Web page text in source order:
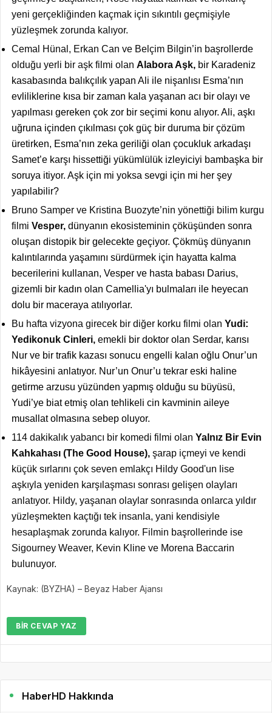
yeni gerçekliğinden kaçmak için sıkıntılı geçmişiyle
yüzleşmek zorunda kalıyor.
Cemal Hünal, Erkan Can ve Belçim Bilgin’in başrollerde
olduğu yerli bir aşk filmi olan Alabora Aşk, bir Karadeniz
kasabasında balıkçılık yapan Ali ile nişanlısı Esma’nın
evliliklerine kısa bir zaman kala yaşanan acı bir olayı ve
yapılması gereken çok zor bir seçimi konu alıyor. Ali, aşkı
uğruna içinden çıkılması çok güç bir duruma bir çözüm
üretirken, Esma’nın zeka geriliği olan çocukluk arkadaşı
Samet’e karşı hissettiği yükümlülük izleyiciyi bambaşka bir
soruya itiyor. Aşk için mi yoksa sevgi için mi her şey
yapılabilir?
Bruno Samper ve Kristina Buozyte’nin yönettiği bilim kurgu
filmi Vesper, dünyanın ekosisteminin çöküşünden sonra
oluşan distopik bir gelecekte geçiyor. Çökmüş dünyanın
kalıntılarında yaşamını sürdürmek için hayatta kalma
becerilerini kullanan, Vesper ve hasta babası Darius,
gizemli bir kadın olan Camellia'yı bulmaları ile heyecan
dolu bir maceraya atılıyorlar.
Bu hafta vizyona girecek bir diğer korku filmi olan Yudi:
Yedikonuk Cinleri, emekli bir doktor olan Serdar, karısı
Nur ve bir trafik kazası sonucu engelli kalan oğlu Onur’un
hikâyesini anlatıyor. Nur’un Onur’u tekrar eski haline
getirme arzusu yüzünden yapmış olduğu su büyüsü,
Yudi’ye biat etmiş olan tehlikeli cin kavminin aileye
musallat olmasına sebep oluyor.
114 dakikalık yabancı bir komedi filmi olan Yalnız Bir Evin
Kahkahası (The Good House), şarap içmeyi ve kendi
küçük sırlarını çok seven emlakçı Hildy Good'un lise
aşkıyla yeniden karşılaşması sonrası gelişen olayları
anlatıyor. Hildy, yaşanan olaylar sonrasında onlarca yıldır
yüzleşmekten kaçtığı tek insanla, yani kendisiyle
hesaplaşmak zorunda kalıyor. Filmin başrollerinde ise
Sigourney Weaver, Kevin Kline ve Morena Baccarin
bulunuyor.
Kaynak: (BYZHA) – Beyaz Haber Ajansı
BIR CEVAP YAZ
HaberHD Hakkında